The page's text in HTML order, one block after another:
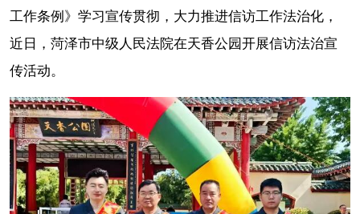
工作条例》学习宣传贯彻，大力推进信访工作法治化，
近日，菏泽市中级人民法院在天香公园开展信访法治宣
传活动。